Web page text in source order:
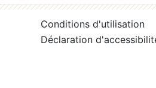
Conditions d'utilisation
Déclaration